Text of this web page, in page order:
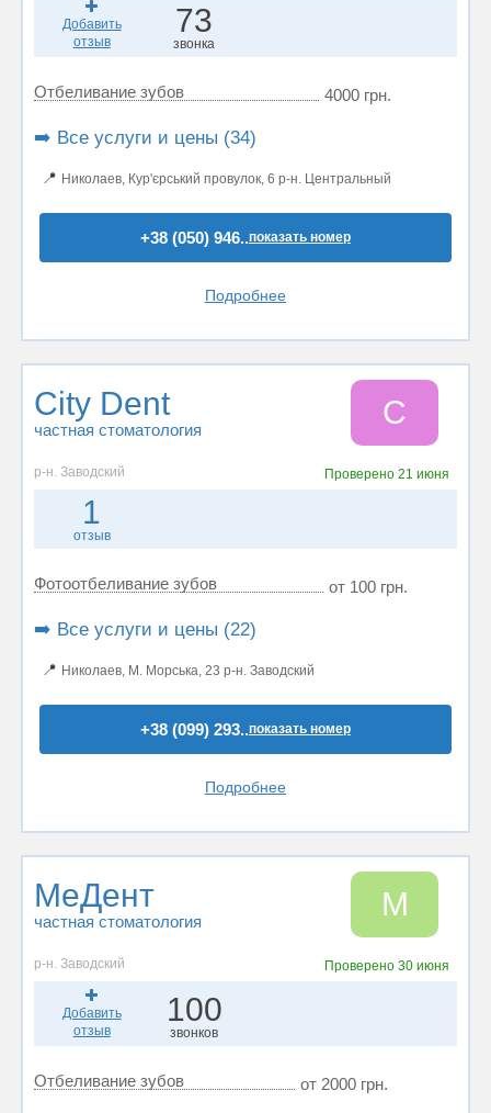
Добавить
отзыв
73
звонка
Отбеливание зубов 4000 грн.
➡️ Все услуги и цены (34)
📍 Николаев, Кур'єрський провулок, 6 р-н. Центральный
+38 (050) 946..показать номер
Подробнее
City Dent
частная стоматология C
р-н. Заводский Проверено 21 июня
1
отзыв
Фотоотбеливание зубов от 100 грн.
➡️ Все услуги и цены (22)
📍 Николаев, М. Морська, 23 р-н. Заводский
+38 (099) 293..показать номер
Подробнее
МеДент
частная стоматология М
р-н. Заводский Проверено 30 июня
Добавить
отзыв
100
звонков
Отбеливание зубов от 2000 грн.